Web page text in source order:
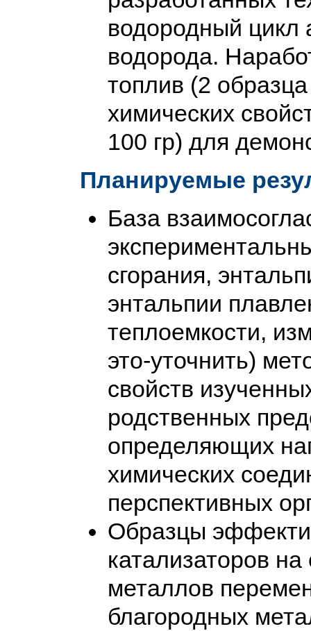
водородный цикл
водорода.
топлив (2
химических
100 гр) для
Планируемые
База
сгорания,
энтальпии
теплоемкости,
это-уточнить)
свойств
родственных
определяющих
химических
перспективных
Образцы
катализаторов
металлов
благородных